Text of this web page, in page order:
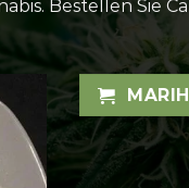
Bestellen Sie